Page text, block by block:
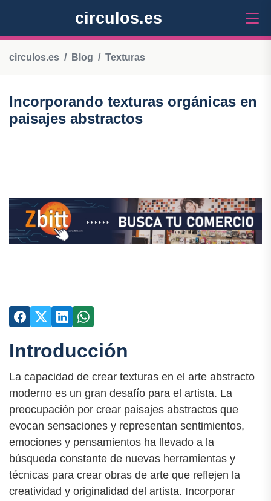
circulos.es
circulos.es Blog Texturas
Incorporando texturas orgánicas en
paisajes abstractos
Introducción
La capacidad de crear texturas en el arte abstracto
moderno es un gran desafío para el artista. La
preocupación por crear paisajes abstractos que
evocan sensaciones y representan sentimientos,
emociones y pensamientos ha llevado a la
búsqueda constante de nuevas herramientas y
técnicas para crear obras de arte que reflejen la
creatividad y originalidad del artista. Incorporar